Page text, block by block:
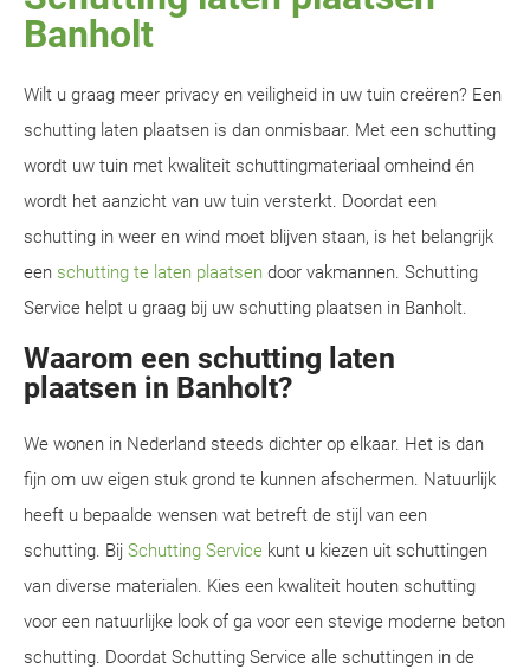
Banholt
Wilt u graag meer privacy en veiligheid in uw tuin creëren? Een
schutting laten plaatsen is dan onmisbaar. Met een schutting
wordt uw tuin met kwaliteit schuttingmateriaal omheind én
wordt het aanzicht van uw tuin versterkt. Doordat een
schutting in weer en wind moet blijven staan, is het belangrijk
een schutting te laten plaatsen door vakmannen. Schutting
Service helpt u graag bij uw schutting plaatsen in Banholt.
Waarom een schutting laten
plaatsen in Banholt?
We wonen in Nederland steeds dichter op elkaar. Het is dan
fijn om uw eigen stuk grond te kunnen afschermen. Natuurlijk
heeft u bepaalde wensen wat betreft de stijl van een
schutting. Bij Schutting Service kunt u kiezen uit schuttingen
van diverse materialen. Kies een kwaliteit houten schutting
voor een natuurlijke look of ga voor een stevige moderne beton
schutting. Doordat Schutting Service alle schuttingen in de